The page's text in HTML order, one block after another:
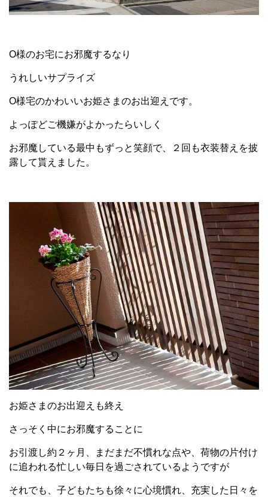
O様のお宅にお邪魔するなり
うれしいサプライズ
O様宅のかわいいお姫さまのお出迎えです。
よっぽどご機嫌がよかったらいしく
お邪魔している最中もずっと笑顔で、２回も衣装替えを披
露して貰えました。
お姫さまのお出迎えも終え
さっそく中にお邪魔することに
お引渡し約２ヶ月、まだまだ不慣れな点や、荷物の片付け
に追われる忙しい毎日を過ごされているようですが
それでも、子どもたちも徐々に心境慣れ、充実した日々を